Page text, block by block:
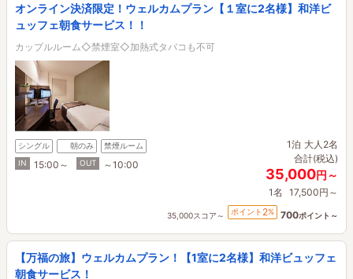
オンライン決済限定！ウェルカムプラン【１室に2名様】和洋ビ
ュッフェ朝食サービス！！
カップルルーム◇禁煙室◇加熱式タバコも不可
シングル 朝のみ
禁煙ルーム
IN
15:00～ OUT ～10:00
1泊 大人2名
合計(税込)
35,000円～
1名 17,500円～
35,000スコア～ ポイント 2% 700ポイント～
【万福の旅】ウェルカムプラン！【1室に2名様】和洋ビュッフェ
朝食サービス！